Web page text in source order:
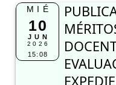
CONTRATO
MIÉ
0012-